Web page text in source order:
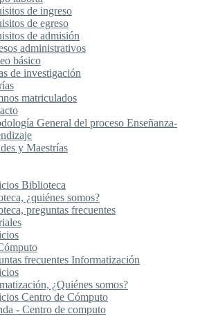
de ingreso
de egreso
de admisión
administrativos
básico
de investigación
matriculados
General del proceso Enseñanza-
y Maestrías
Biblioteca
¿quiénes somos?
preguntas frecuentes
frecuentes Informatización
¿Quiénes somos?
Centro de Cómputo
- Centro de computo